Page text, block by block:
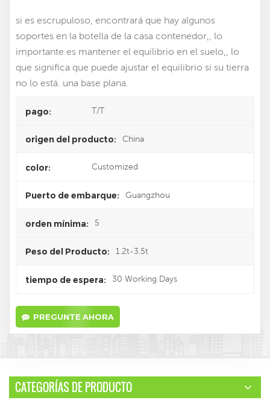
si es escrupuloso, encontrará que hay algunos
soportes en la botella de la casa contenedor,, lo
importante es mantener el equilibrio en el suelo,, lo
que significa que puede ajustar el equilibrio si su tierra
no lo está. una base plana.
pago: T/T
origen del producto: China
color: Customized
Puerto de embarque: Guangzhou
orden mínima: 5
Peso del Producto: 1.2t-3.5t
tiempo de espera: 30 Working Days
PREGUNTE AHORA
CATEGORÍAS DE PRODUCTO